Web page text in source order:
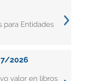
para Entidades
2026
valor en libros